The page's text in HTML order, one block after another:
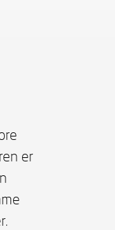
er